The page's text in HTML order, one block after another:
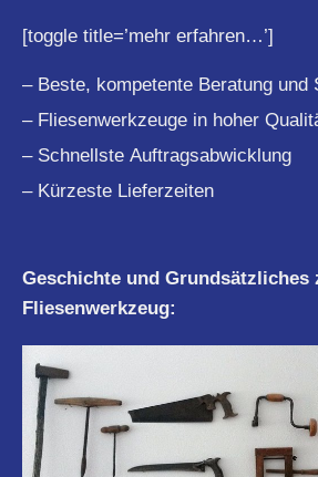
[toggle title=’mehr erfahren…’]
– Beste, kompetente Beratung und
– Fliesenwerkzeuge in hoher
– Schnellste Auftragsabwicklung
– Kürzeste Lieferzeiten
Geschichte und Grundsätzliches
Fliesenwerkzeug: